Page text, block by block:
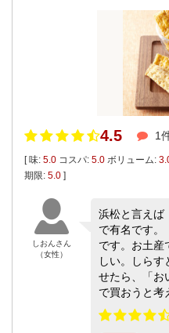
4.5 1
[ 味: 5.0 コスパ: 5.0 ボリューム:
期限: 5.0 ]
しおんさん
（女性）
浜松と言えば
で有名です。
です。お土産
しい。しらす
せたら、「お
で買おうと考